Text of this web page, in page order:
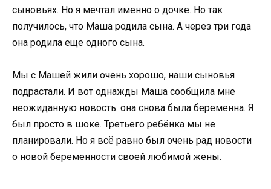
сыновьях. Но я мечтал именно о дочке. Но так
получилось, что Маша родила сына. А через три года
она родила еще одного сына.
Мы с Машей жили очень хорошо, наши сыновья
подрастали. И вот однажды Маша сообщила мне
неожиданную новость: она снова была беременна. Я
был просто в шоке. Третьего ребёнка мы не
планировали. Но я всё равно был очень рад новости
о новой беременности своей любимой жены.